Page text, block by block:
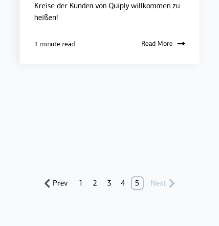
Kreise der Kunden von Quiply willkommen zu
heißen!
1 minute read Read More
Prev 1 2 3 4 5 Next